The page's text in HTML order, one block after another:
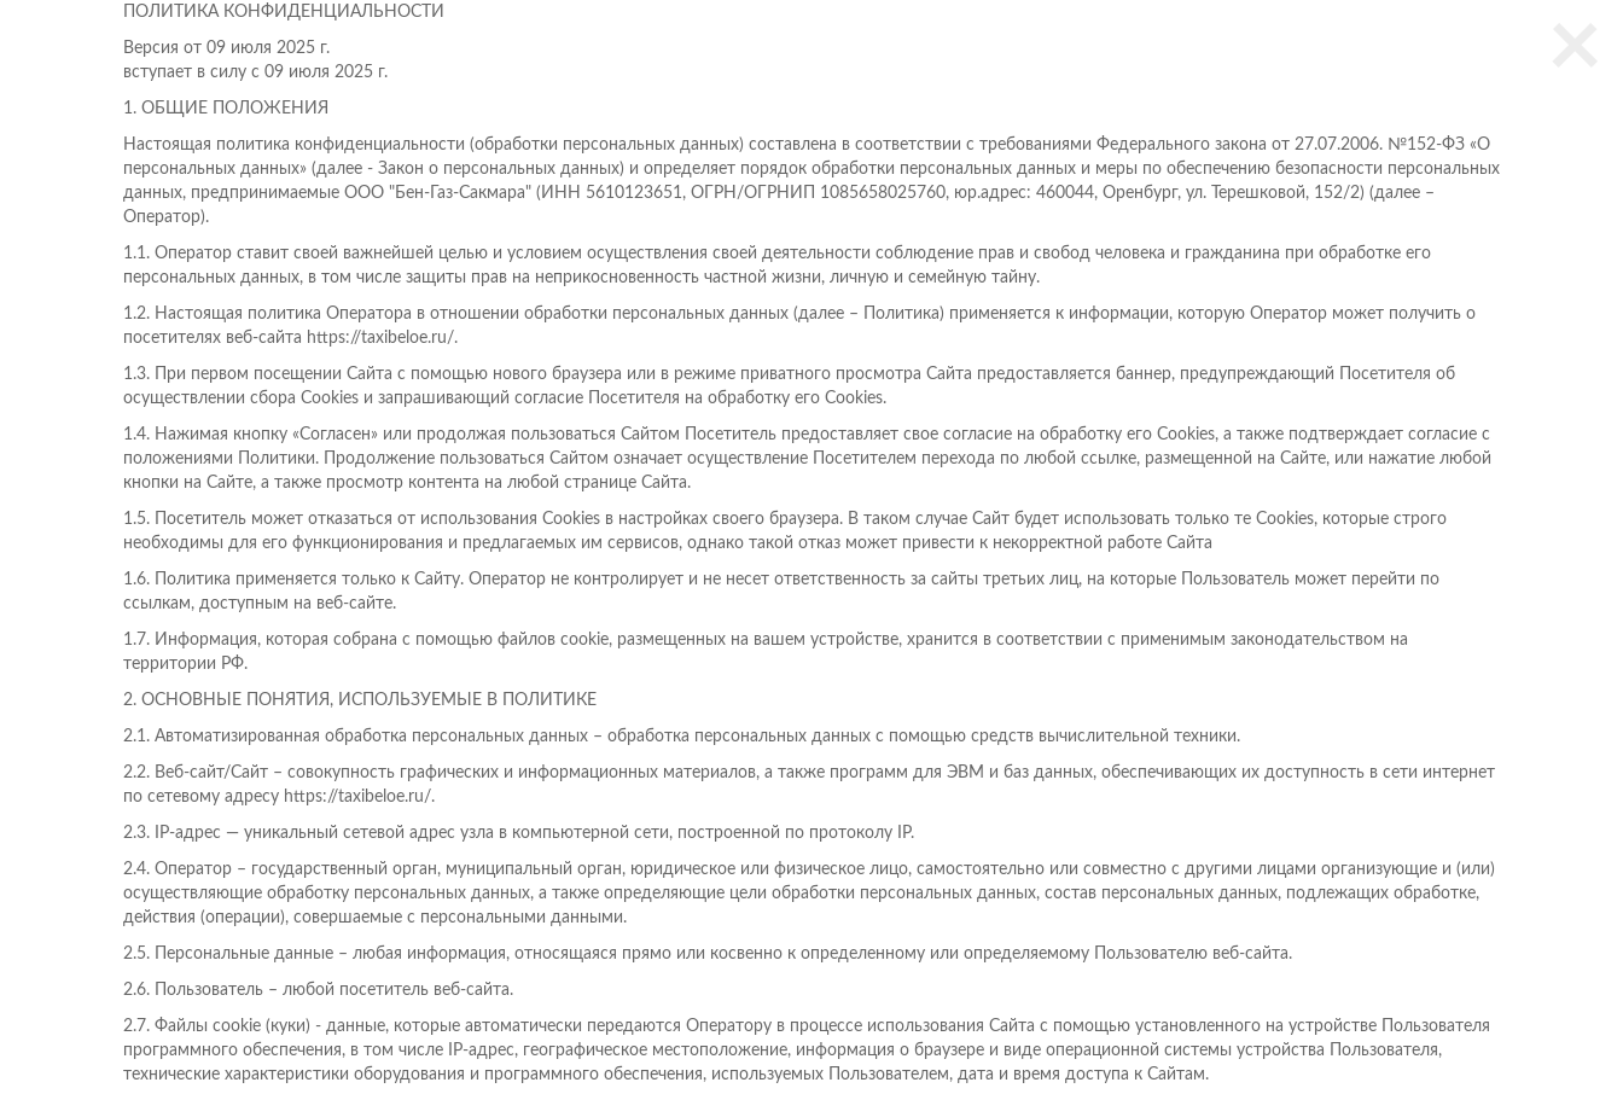
ПОЛИТИКА КОНФИДЕНЦИАЛЬНОСТИ
Версия от 09 июля 2025 г.
вступает в силу с 09 июля 2025 г.
1. ОБЩИЕ ПОЛОЖЕНИЯ
Настоящая политика конфиденциальности (обработки персональных данных) составлена в соответствии с требованиями Федерального закона от 27.07.2006. №152-ФЗ «О
персональных данных» (далее - Закон о персональных данных) и определяет порядок обработки персональных данных и меры по обеспечению безопасности персональных
данных, предпринимаемые ООО "Бен-Газ-Сакмара" (ИНН 5610123651, ОГРН/ОГРНИП 1085658025760, юр.адрес: 460044, Оренбург, ул. Терешковой, 152/2) (далее –
Оператор).
1.1. Оператор ставит своей важнейшей целью и условием осуществления своей деятельности соблюдение прав и свобод человека и гражданина при обработке его
персональных данных, в том числе защиты прав на неприкосновенность частной жизни, личную и семейную тайну.
1.2. Настоящая политика Оператора в отношении обработки персональных данных (далее – Политика) применяется к информации, которую Оператор может получить о
посетителях веб-сайта https://taxibeloe.ru/.
1.3. При первом посещении Сайта с помощью нового браузера или в режиме приватного просмотра Сайта предоставляется баннер, предупреждающий Посетителя об
осуществлении сбора Сookies и запрашивающий согласие Посетителя на обработку его Сookies.
1.4. Нажимая кнопку «Согласен» или продолжая пользоваться Сайтом Посетитель предоставляет свое согласие на обработку его Сookies, а также подтверждает согласие с
положениями Политики. Продолжение пользоваться Сайтом означает осуществление Посетителем перехода по любой ссылке, размещенной на Сайте, или нажатие любой
кнопки на Сайте, а также просмотр контента на любой странице Сайта.
1.5. Посетитель может отказаться от использования Сookies в настройках своего браузера. В таком случае Сайт будет использовать только те Cookies, которые строго
необходимы для его функционирования и предлагаемых им сервисов, однако такой отказ может привести к некорректной работе Сайта
1.6. Политика применяется только к Сайту. Оператор не контролирует и не несет ответственность за сайты третьих лиц, на которые Пользователь может перейти по
ссылкам, доступным на веб-сайте.
1.7. Информация, которая собрана с помощью файлов cookie, размещенных на вашем устройстве, хранится в соответствии с применимым законодательством на
территории РФ.
2. ОСНОВНЫЕ ПОНЯТИЯ, ИСПОЛЬЗУЕМЫЕ В ПОЛИТИКЕ
2.1. Автоматизированная обработка персональных данных – обработка персональных данных с помощью средств вычислительной техники.
2.2. Веб-сайт/Сайт – совокупность графических и информационных материалов, а также программ для ЭВМ и баз данных, обеспечивающих их доступность в сети интернет
по сетевому адресу https://taxibeloe.ru/.
2.3. IP-адрес — уникальный сетевой адрес узла в компьютерной сети, построенной по протоколу IP.
2.4. Оператор – государственный орган, муниципальный орган, юридическое или физическое лицо, самостоятельно или совместно с другими лицами организующие и (или)
осуществляющие обработку персональных данных, а также определяющие цели обработки персональных данных, состав персональных данных, подлежащих обработке,
действия (операции), совершаемые с персональными данными.
2.5. Персональные данные – любая информация, относящаяся прямо или косвенно к определенному или определяемому Пользователю веб-сайта.
2.6. Пользователь – любой посетитель веб-сайта.
2.7. Файлы cookie (куки) - данные, которые автоматически передаются Оператору в процессе использования Сайта с помощью установленного на устройстве Пользователя
программного обеспечения, в том числе IP-адрес, географическое местоположение, информация о браузере и виде операционной системы устройства Пользователя,
технические характеристики оборудования и программного обеспечения, используемых Пользователем, дата и время доступа к Сайтам.